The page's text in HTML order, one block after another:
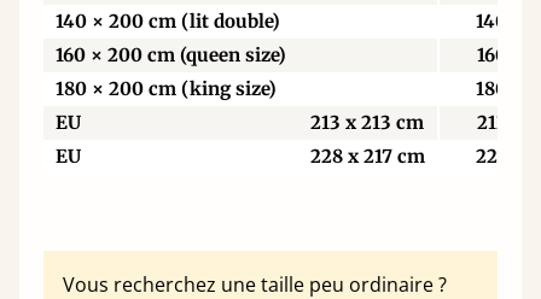
140 × 200 cm (lit double)
140
160 × 200 cm (queen size)
160
180 × 200 cm (king size)
180
EU
213 x 213 cm 213
EU
228 x 217 cm 229
Vous recherchez une taille peu ordinaire ?